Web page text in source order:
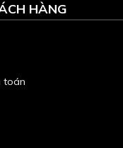
HÀNG
toán